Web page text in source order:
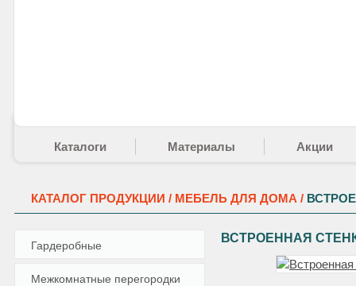
Каталоги Материалы Акции
КАТАЛОГ ПРОДУКЦИИ / МЕБЕЛЬ ДЛЯ ДОМА /
Гардеробные
Межкомнатные перегородки
ВСТРОЕННАЯ